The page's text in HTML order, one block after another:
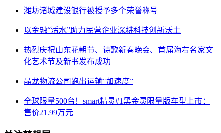
潍坊诸城建设银行被授予多个荣誉称号
以金融“活水”助力民营企业深耕科技创新沃土
热烈庆祝山东花朝节、诗歌新春晚会、首届海右名家文
化艺术节及新书发布成功
晶龙物流公司跑出运输“加速度”
全球限量500台！smart精灵#1黑金灵限量版车型上市：
售价21.99万元